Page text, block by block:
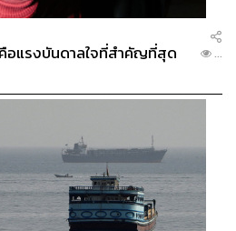
คือแรงบันดาลใจที่สำคัญที่สุด
...